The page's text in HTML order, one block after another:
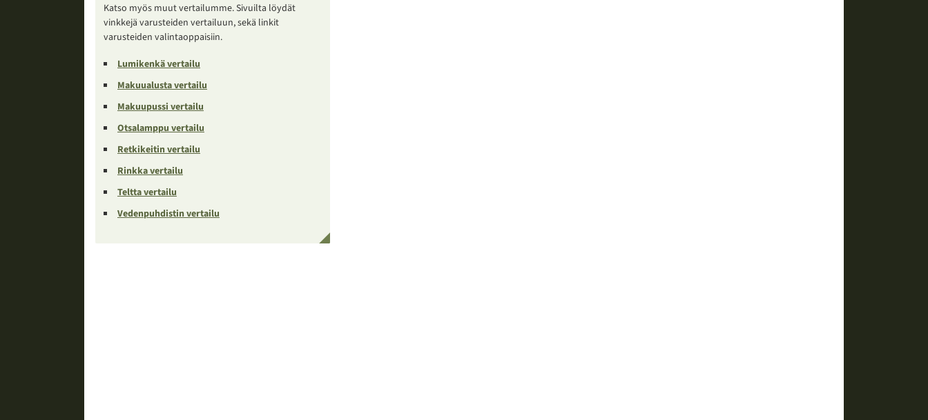
Katso myös muut vertailumme. Sivuilta löydät
vinkkejä varusteiden vertailuun, sekä linkit
varusteiden valintaoppaisiin.
Lumikenkä vertailu
Makuualusta vertailu
Makuupussi vertailu
Otsalamppu vertailu
Retkikeitin vertailu
Rinkka vertailu
Teltta vertailu
Vedenpuhdistin vertailu